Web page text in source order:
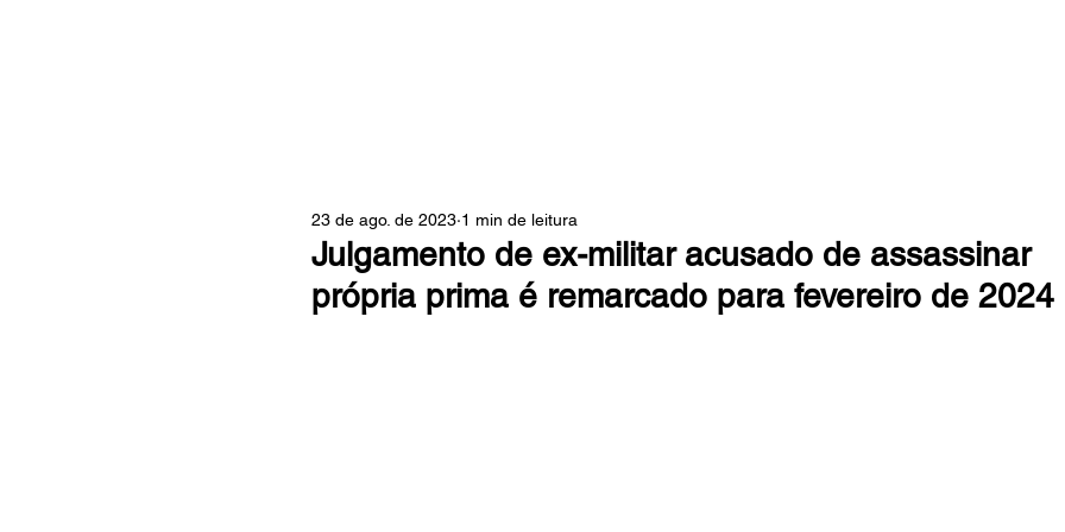
Julgamento de ex-militar acusado de assassinar
própria prima é remarcado para fevereiro de 2024
23 de ago. de 2023 1 min de leitura